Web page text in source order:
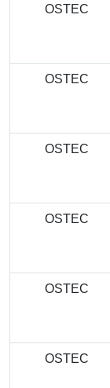
OSTEC
OSTEC
OSTEC
OSTEC
OSTEC
OSTEC